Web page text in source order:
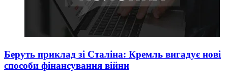
Беруть приклад зі Сталіна: Кремль вигадує нові
способи фінансування війни